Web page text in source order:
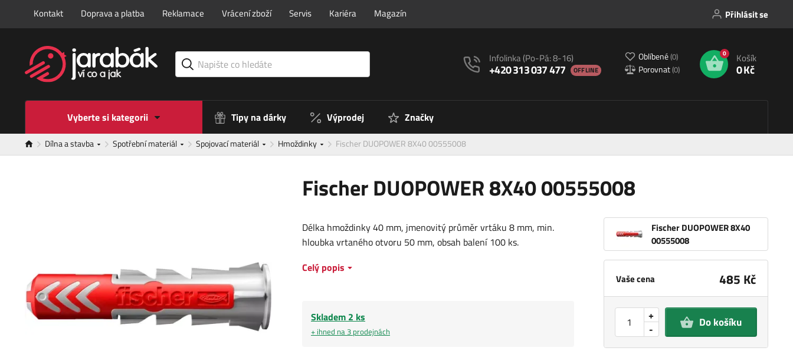
Kontakt Doprava a platba Reklamace Vrácení zboží Servis Kariéra Magazín Přihlásit se
Infolinka(Po-Pá: 8-16)
+420 313 037 477 OFFLINE
Oblíbené(0)
Porovnat(0)
0 Košík
0 Kč
Vyberte si kategorii Tipy na dárky Výprodej Značky
Dílna a stavba Spotřební materiál Spojovací materiál Hmoždinky Fischer DUOPOWER 8X40 00555008
Fischer DUOPOWER 8X40 00555008
Fischer DUOPOWER 8X40
00555008
Vaše cena 485 Kč
-
+ Do košíku
Délka hmoždinky 40 mm, jmenovitý průměr vrtáku 8 mm, min.
hloubka vrtaného otvoru 50 mm, obsah balení 100 ks.
Celý popis
Skladem 2 ks
+ ihned na 3 prodejnách